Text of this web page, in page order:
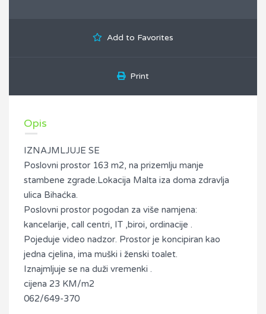
Add to Favorites
Print
Opis
IZNAJMLJUJE SE
Poslovni prostor 163 m2, na prizemlju manje
stambene zgrade.Lokacija Malta iza doma zdravlja
ulica Bihaćka.
Poslovni prostor pogodan za više namjena:
kancelarije, call centri, IT ,biroi, ordinacije .
Pojeduje video nadzor. Prostor je koncipiran kao
jedna cjelina, ima muški i ženski toalet.
Iznajmljuje se na duži vremenki .
cijena 23 KM/m2
062/649-370